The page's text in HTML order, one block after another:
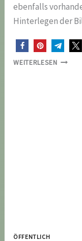
ebenfalls
Hinterlegen der
WEITERLESEN
ÖFFENTLICH